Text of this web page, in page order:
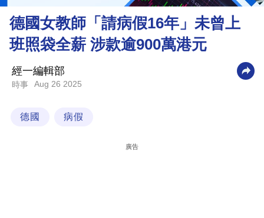
財
商
科
德國女教師「請病假16年」未曾上
班照袋全薪 涉款逾900萬港元
經一編輯部
時事 Aug 26 2025
德國 病假
廣告